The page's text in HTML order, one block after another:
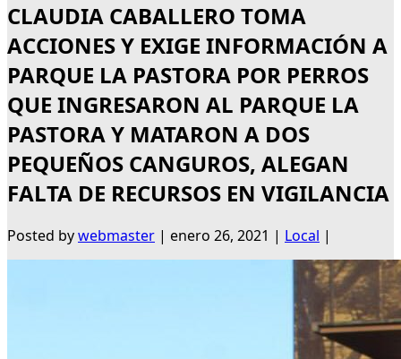
CLAUDIA CABALLERO TOMA
ACCIONES Y EXIGE INFORMACIÓN A
PARQUE LA PASTORA POR PERROS
QUE INGRESARON AL PARQUE LA
PASTORA Y MATARON A DOS
PEQUEÑOS CANGUROS, ALEGAN
FALTA DE RECURSOS EN VIGILANCIA
Posted bywebmaster | enero 26, 2021 | Local |